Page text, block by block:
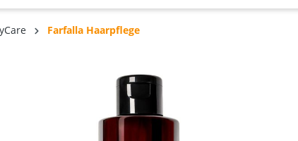
Farfalla Haarpflege